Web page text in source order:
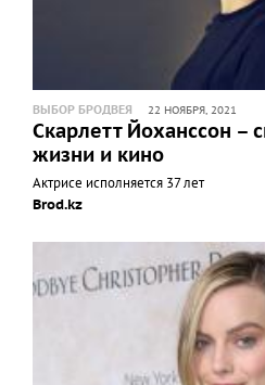
ВЫБОР БРОДВЕЯ 22 НОЯБРЯ, 2021
Скарлетт Йоханссон –
жизни и кино
Актрисе исполняется 37 лет
Brod.kz